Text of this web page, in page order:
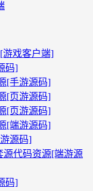
游戏客户端]
码]
[手游源码]
[页游源码]
[页游源码]
[端游源码]
源码]
源代码资源[端游源
码]